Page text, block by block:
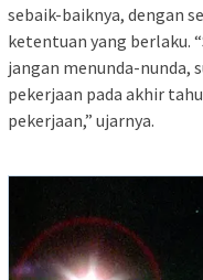
sebaik-baiknya, dengan
ketentuan yang berlaku.
jangan menunda-nunda,
pekerjaan pada akhir
pekerjaan,” ujarnya.